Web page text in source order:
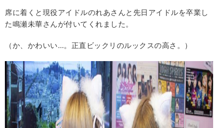
席に着くと現役アイドルのれあさんと先日アイドルを卒業し
た鳴瀬未華さんが付いてくれました。
（か、かわいい…。正直ビックリのルックスの高さ。）